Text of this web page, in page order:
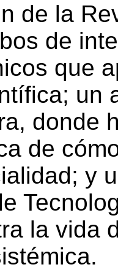
de la
de
que
un
donde
de
y
la vida